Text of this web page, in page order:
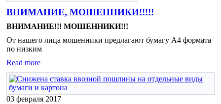
ВНИМАНИЕ, МОШЕННИКИ!!!!!
ВНИМАНИЕ!!! МОШЕННИКИ!!!
От нашего лица мошенники предлагают бумагу A4 формата
по низким
Read more
03 февраля 2017